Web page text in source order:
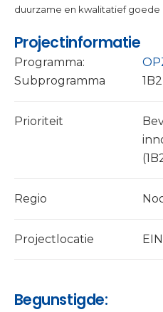
duurzame en kwalitatief goede
Projectinformatie
Programma:
Subprogramma
1B2
Prioriteit
Regio
Projectlocatie
Begunstigde: